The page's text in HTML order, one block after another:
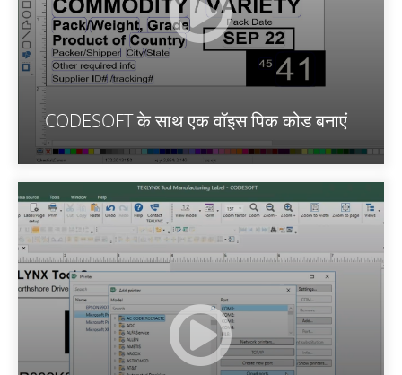
CODESOFT के साथ एक वॉइस पिक कोड बनाएं